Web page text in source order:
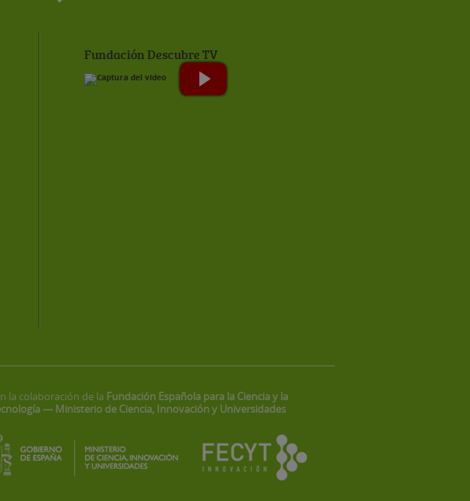
Fundación Descubre TV
la colaboración de la Fundación Española para la Ciencia y la
— Ministerio de Ciencia, Innovación y Universidades